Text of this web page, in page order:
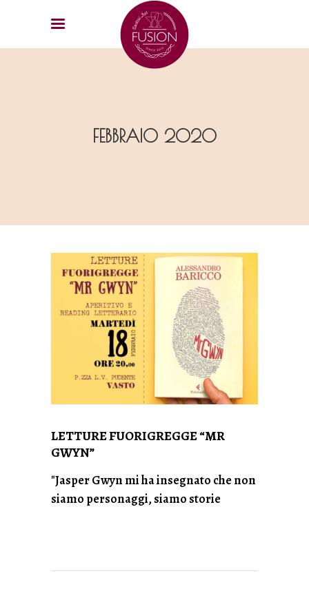
FEBBRAIO 2020
LETTURE FUORIGREGGE “MR
GWYN”
"Jasper Gwyn mi ha insegnato che non
siamo personaggi, siamo storie